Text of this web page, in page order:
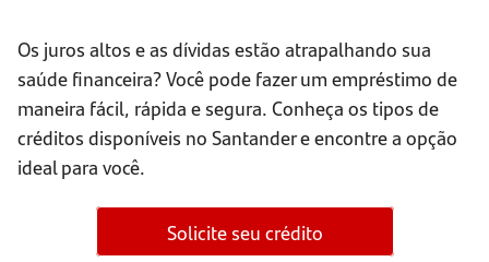
Os juros altos e as dívidas estão atrapalhando sua
saúde financeira? Você pode fazer um empréstimo de
maneira fácil, rápida e segura. Conheça os tipos de
créditos disponíveis no Santander e encontre a opção
ideal para você.
Solicite seu crédito